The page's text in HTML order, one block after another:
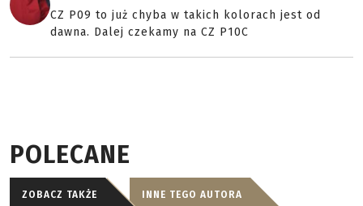
CZ P09 to już chyba w takich kolorach jest od
dawna. Dalej czekamy na CZ P10C
POLECANE
ZOBACZ TAKŻE INNE TEGO AUTORA